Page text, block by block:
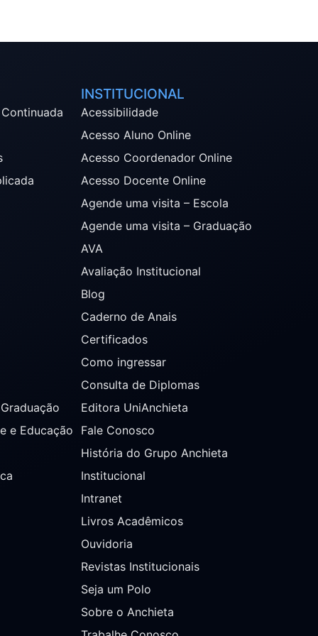
e Educação
INSTITUCIONAL
Acessibilidade
Acesso Aluno Online
Acesso Coordenador Online
Acesso Docente Online
Agende uma visita – Escola
Agende uma visita – Graduação
AVA
Avaliação Institucional
Blog
Caderno de Anais
Certificados
Como ingressar
Consulta de Diplomas
Editora UniAnchieta
Fale Conosco
História do Grupo Anchieta
Institucional
Intranet
Livros Acadêmicos
Ouvidoria
Revistas Institucionais
Seja um Polo
Sobre o Anchieta